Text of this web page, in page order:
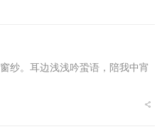
纱。耳边浅浅吟蛩语，陪我中宵